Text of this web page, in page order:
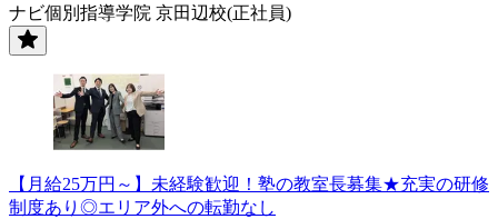
ナビ個別指導学院 京田辺校(正社員)
【月給25万円～】未経験歓迎！塾の教室長募集★充実の研修
制度あり◎エリア外への転勤なし